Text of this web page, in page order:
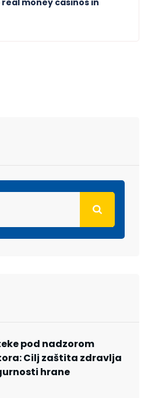
money casinos in
pod nadzorom
Cilj zaštita zdravlja
hrane